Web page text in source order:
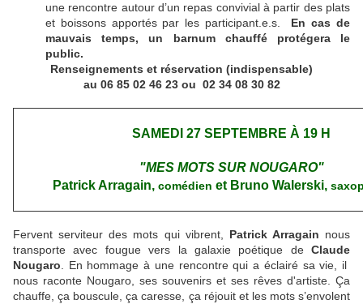
une rencontre autour d’un repas convivial à partir des plats
et boissons apportés par les participant.e.s. En cas de
mauvais temps, un barnum chauffé protégera le
public.
Renseignements et réservation (indispensable)
au 06 85 02 46 23 ou 02 34 08 30 82
SAMEDI 27 SEPTEMBRE À 19 H
"MES MOTS SUR NOUGARO"
Patrick Arragain, comédien et Bruno Walerski,
Fervent serviteur des mots qui vibrent, Patrick Arragain nous
transporte avec fougue vers la galaxie poétique de Claude
Nougaro . En hommage à une rencontre qui a éclairé sa vie, il
nous raconte Nougaro, ses souvenirs et ses rêves d'artiste. Ça
chauffe, ça bouscule, ça caresse, ça réjouit et les mots s’envolent